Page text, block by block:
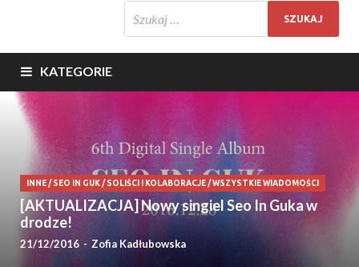
KATEGORIE
INNE/SEO IN GUK/SOLIŚCI I KOLABORACJE/WSZYSTKIE WIADOMOŚCI
[AKTUALIZACJA] Nowy singiel Seo In Guka w
drodze!
21/12/2016 - Zofia Kadłubowska